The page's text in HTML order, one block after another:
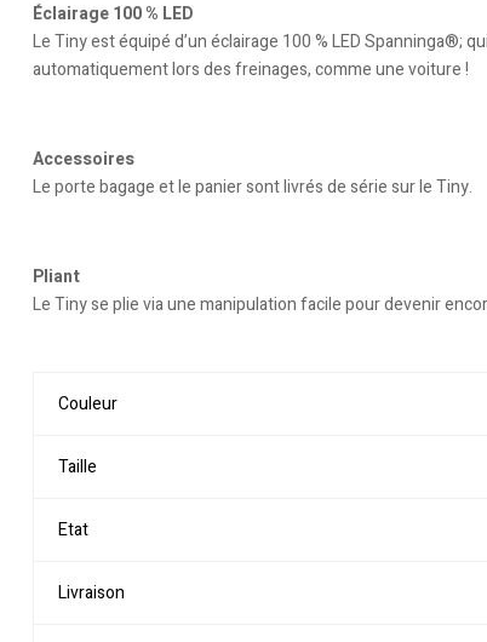
Éclairage 100 % LED
Le Tiny est équipé d’un éclairage 100 % LED Spanninga®;
automatiquement lors des freinages, comme une voiture !
Accessoires
Le porte bagage et le panier sont livrés de série sur le Tiny.
Pliant
Le Tiny se plie via une manipulation facile pour devenir
Couleur
Taille
Etat
Livraison